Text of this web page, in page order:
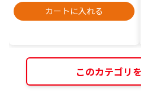
カートに入れる
このカテゴリ